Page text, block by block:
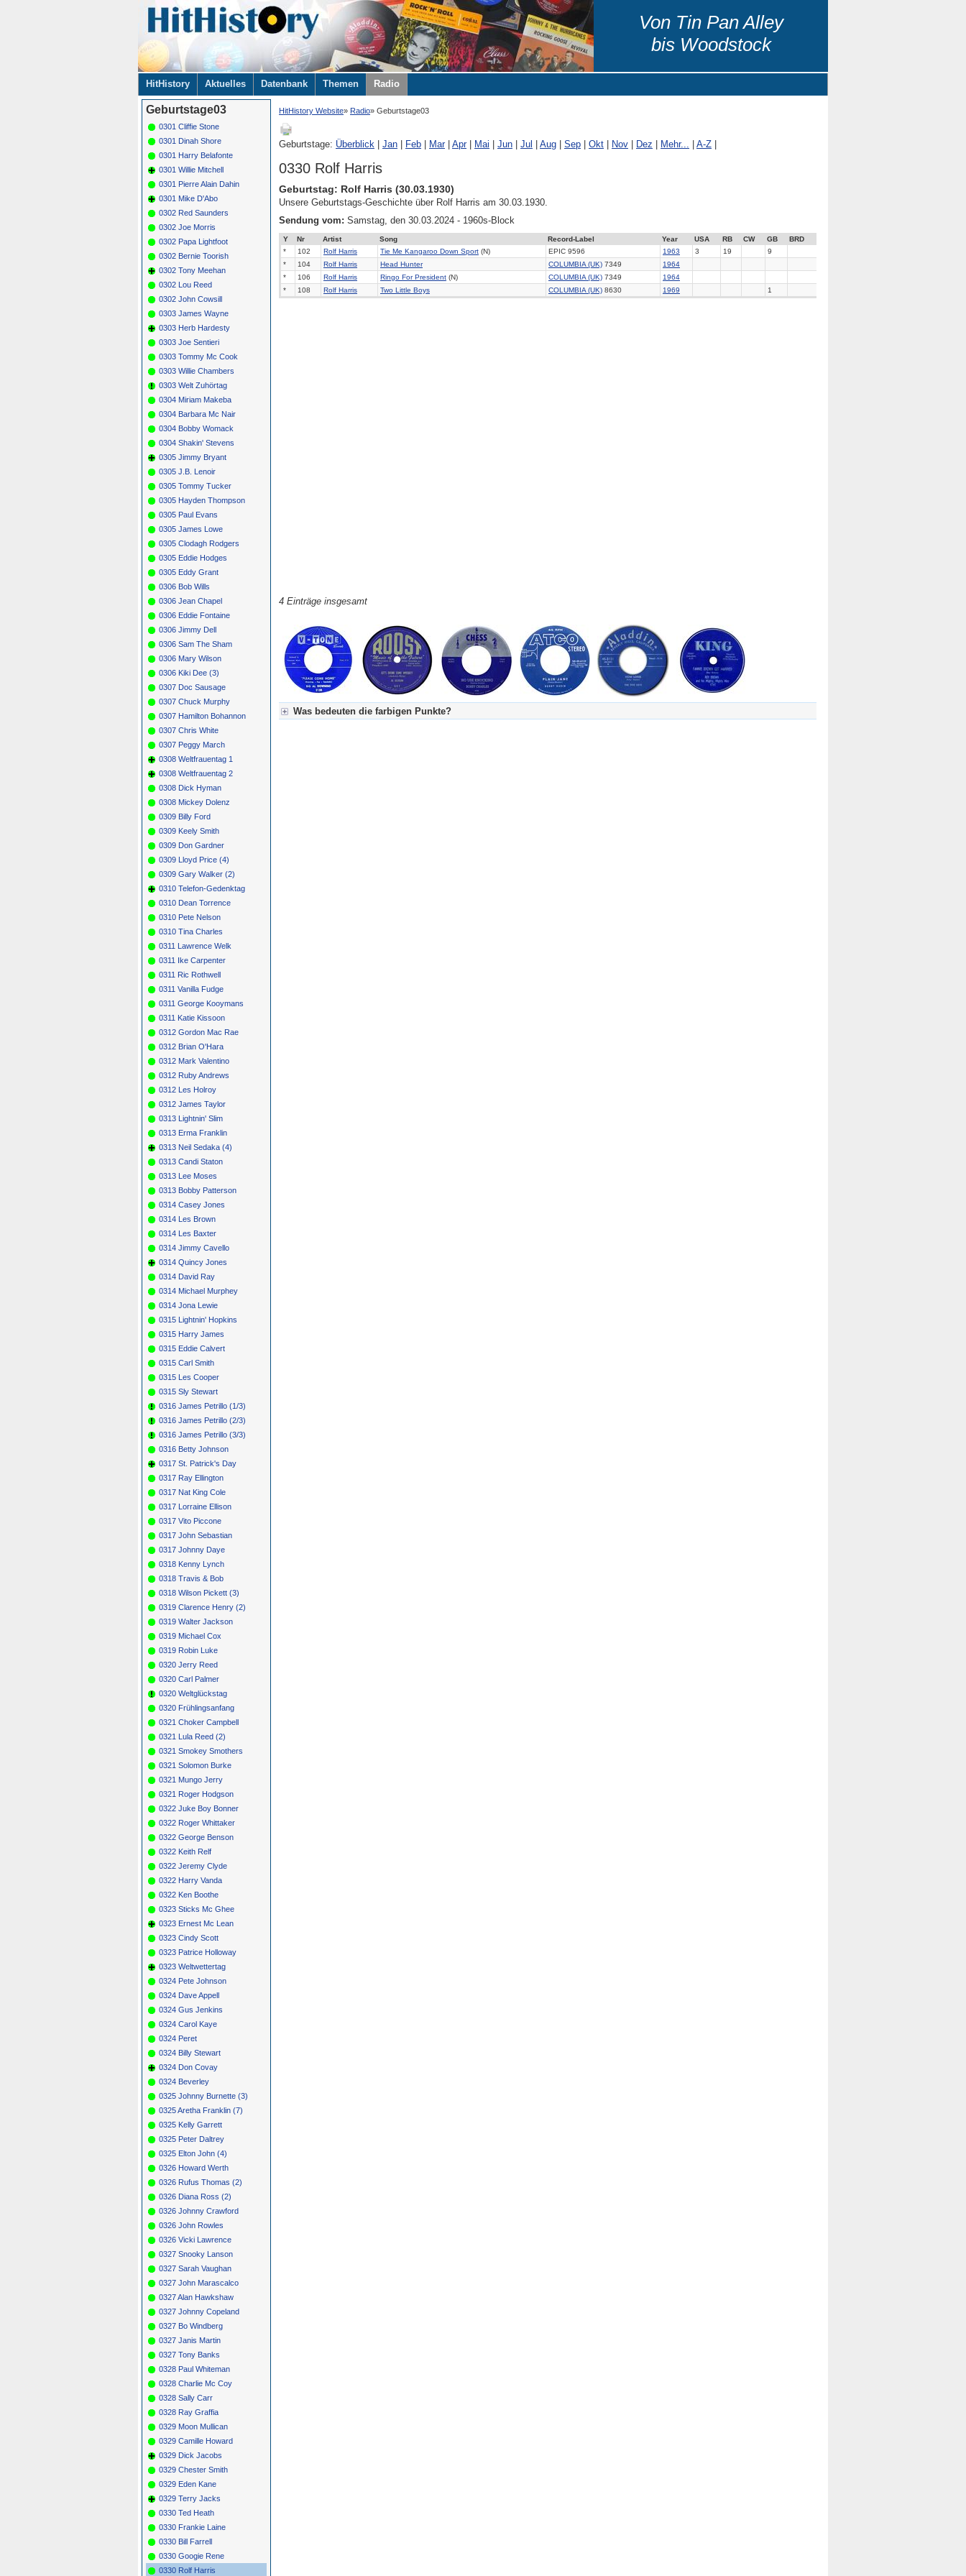
Von Tin Pan Alley
bis Woodstock
Navigation
überspringen
HitHistory Aktuelles Datenbank Themen Radio
HitHistory Website Radio Geburtstage03
Geburtstage: Überblick Jan Feb Mar| Apr| Mai Jun Jul Aug Sep Okt Nov Dez Mehr... A-Z
0330 Rolf Harris
Geburtstag: Rolf Harris (30.03.1930)
Unsere Geburtstags-Geschichte über Rolf Harris am 30.03.1930.
Sendung vom: Samstag, den 30.03.2024 - 1960s-Block
Y Nr Artist Song Record-Label Year USA RB CW GB
BRD
*
102 Rolf Harris Tie Me Kangaroo Down Sport (N) EPIC 9596 1963 3 19
9
*
104 Rolf Harris Head Hunter COLUMBIA (UK) 7349
1964
*
106 Rolf Harris Ringo For President (N) COLUMBIA (UK) 7349
1964
*
108 Rolf Harris Two Little Boys COLUMBIA (UK) 8630 1969 1
4 Einträge insgesamt
Was bedeuten die farbigen Punkte?
Geburtstage03
0301 Cliffie Stone
0301 Dinah Shore
0301 Harry Belafonte
0301 Willie Mitchell
0301 Pierre Alain Dahin
0301 Mike D'Abo
0302 Red Saunders
0302 Joe Morris
0302 Papa Lightfoot
0302 Bernie Toorish
0302 Tony Meehan
0302 Lou Reed
0302 John Cowsill
0303 James Wayne
0303 Herb Hardesty
0303 Joe Sentieri
0303 Tommy Mc Cook
0303 Willie Chambers
0303 Welt Zuhörtag
0304 Miriam Makeba
0304 Barbara Mc Nair
0304 Bobby Womack
0304 Shakin' Stevens
0305 Jimmy Bryant
0305 J.B. Lenoir
0305 Tommy Tucker
0305 Hayden Thompson
0305 Paul Evans
0305 James Lowe
0305 Clodagh Rodgers
0305 Eddie Hodges
0305 Eddy Grant
0306 Bob Wills
0306 Jean Chapel
0306 Eddie Fontaine
0306 Jimmy Dell
0306 Sam The Sham
0306 Mary Wilson
0306 Kiki Dee (3)
0307 Doc Sausage
0307 Chuck Murphy
0307 Hamilton Bohannon
0307 Chris White
0307 Peggy March
0308 Weltfrauentag 1
0308 Weltfrauentag 2
0308 Dick Hyman
0308 Mickey Dolenz
0309 Billy Ford
0309 Keely Smith
0309 Don Gardner
0309 Lloyd Price (4)
0309 Gary Walker (2)
0310 Telefon-Gedenktag
0310 Dean Torrence
0310 Pete Nelson
0310 Tina Charles
0311 Lawrence Welk
0311 Ike Carpenter
0311 Ric Rothwell
0311 Vanilla Fudge
0311 George Kooymans
0311 Katie Kissoon
0312 Gordon Mac Rae
0312 Brian O'Hara
0312 Mark Valentino
0312 Ruby Andrews
0312 Les Holroy
0312 James Taylor
0313 Lightnin' Slim
0313 Erma Franklin
0313 Neil Sedaka (4)
0313 Candi Staton
0313 Lee Moses
0313 Bobby Patterson
0314 Casey Jones
0314 Les Brown
0314 Les Baxter
0314 Jimmy Cavello
0314 Quincy Jones
0314 David Ray
0314 Michael Murphey
0314 Jona Lewie
0315 Lightnin' Hopkins
0315 Harry James
0315 Eddie Calvert
0315 Carl Smith
0315 Les Cooper
0315 Sly Stewart
0316 James Petrillo (1/3)
0316 James Petrillo (2/3)
0316 James Petrillo (3/3)
0316 Betty Johnson
0317 St. Patrick's Day
0317 Ray Ellington
0317 Nat King Cole
0317 Lorraine Ellison
0317 Vito Piccone
0317 John Sebastian
0317 Johnny Daye
0318 Kenny Lynch
0318 Travis & Bob
0318 Wilson Pickett (3)
0319 Clarence Henry (2)
0319 Walter Jackson
0319 Michael Cox
0319 Robin Luke
0320 Jerry Reed
0320 Carl Palmer
0320 Weltglückstag
0320 Frühlingsanfang
0321 Choker Campbell
0321 Lula Reed (2)
0321 Smokey Smothers
0321 Solomon Burke
0321 Mungo Jerry
0321 Roger Hodgson
0322 Juke Boy Bonner
0322 Roger Whittaker
0322 George Benson
0322 Keith Relf
0322 Jeremy Clyde
0322 Harry Vanda
0322 Ken Boothe
0323 Sticks Mc Ghee
0323 Ernest Mc Lean
0323 Cindy Scott
0323 Patrice Holloway
0323 Weltwettertag
0324 Pete Johnson
0324 Dave Appell
0324 Gus Jenkins
0324 Carol Kaye
0324 Peret
0324 Billy Stewart
0324 Don Covay
0324 Beverley
0325 Johnny Burnette (3)
0325 Aretha Franklin (7)
0325 Kelly Garrett
0325 Peter Daltrey
0325 Elton John (4)
0326 Howard Werth
0326 Rufus Thomas (2)
0326 Diana Ross (2)
0326 Johnny Crawford
0326 John Rowles
0326 Vicki Lawrence
0327 Snooky Lanson
0327 Sarah Vaughan
0327 John Marascalco
0327 Alan Hawkshaw
0327 Johnny Copeland
0327 Bo Windberg
0327 Janis Martin
0327 Tony Banks
0328 Paul Whiteman
0328 Charlie Mc Coy
0328 Sally Carr
0328 Ray Graffia
0329 Moon Mullican
0329 Camille Howard
0329 Dick Jacobs
0329 Chester Smith
0329 Eden Kane
0329 Terry Jacks
0330 Ted Heath
0330 Frankie Laine
0330 Bill Farrell
0330 Googie Rene
0330 Rolf Harris